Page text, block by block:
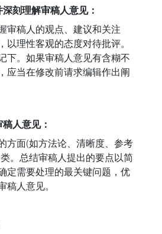
刻理解审稿人意见：
稿人的观点、建议和关注
以理性客观的态度对待批评。
下。如果审稿人意见有含糊不
应当在修改前请求编辑作出阐
人意见：
面(如方法论、清晰度、参考
。总结审稿人提出的要点以简
定需要处理的最关键问题，优
人意见。